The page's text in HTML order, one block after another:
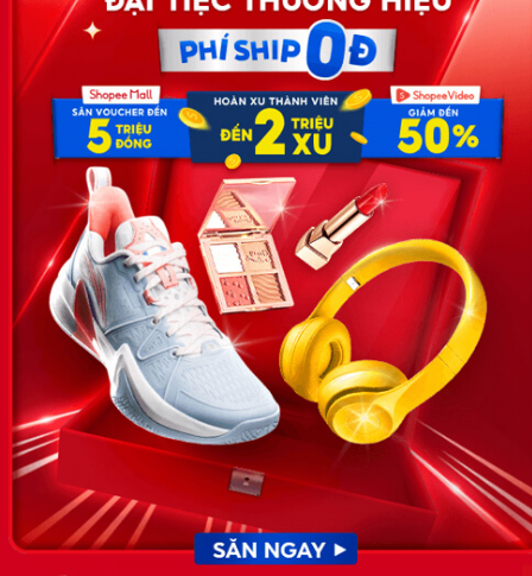
Công ty TNHH Eyeplus Online
Địa chỉ: Số 81, ngõ 68, đường Cầu Giấy, Tổ 05, Phường Quan
Hoa, Quận Cầu Giấy, TP Hà Nội, Việt Nam
SĐT: 0981 448 766
Email:
hotro@timviec.com.vn
VỀ CHÚNG TÔI
News.timviec.com.vn là website cung cấp thông tin liên quan đến
nhân sự, nghề nghiệp do Timviec.com.vn vận hành nhằm giúp
doanh nghiệp, nhân sự tuyển dụng, người đi làm, người tìm việc
cập nhật thông tin và đáp ứng được mong muốn của mình.
KẾT NỐI
Giấy phép hoạt động dịch vụ
việc làm số 54/2019/SLĐTBXH-
GP do Sở lao động thương
binh và xã hội cấp ngày 30
tháng 12 năm 2019.